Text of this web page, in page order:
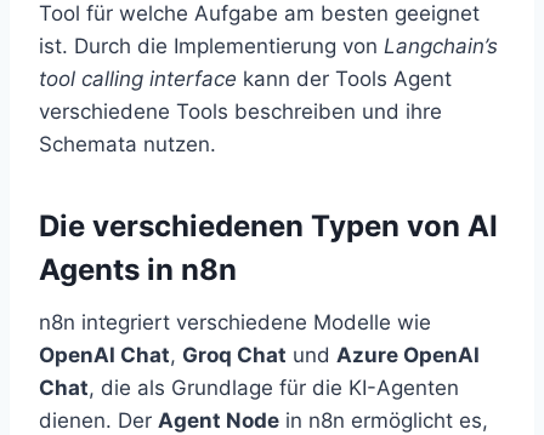
Tool für welche Aufgabe am besten geeignet
ist. Durch die Implementierung von Langchain’s
tool calling interface kann der Tools Agent
verschiedene Tools beschreiben und ihre
Schemata nutzen.
Die verschiedenen Typen von AI
Agents in n8n
n8n integriert verschiedene Modelle wie
OpenAI Chat, Groq Chat und Azure OpenAI
Chat, die als Grundlage für die KI-Agenten
dienen. Der Agent Node in n8n ermöglicht es,